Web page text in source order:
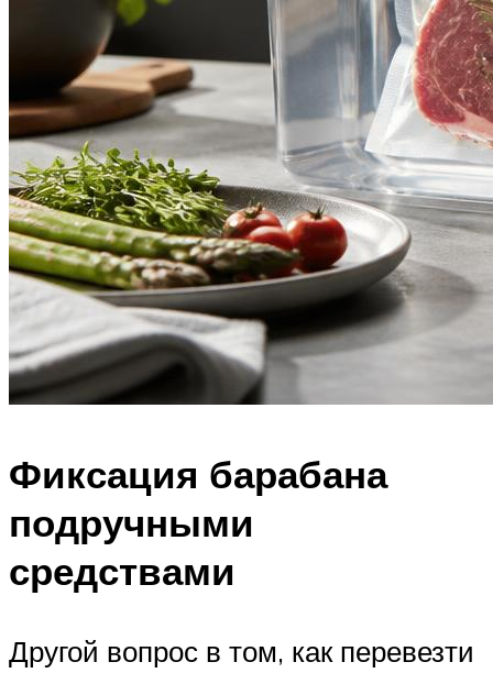
Фиксация барабана
подручными
средствами
Другой вопрос в том, как перевезти